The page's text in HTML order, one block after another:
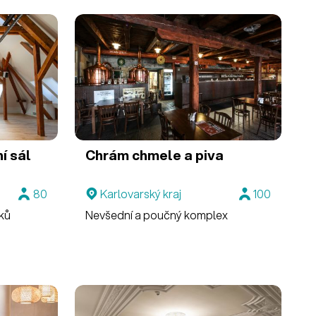
sál
80
Chrám chmele a piva
Karlovarský kraj
100
Nevšední a poučný komplex